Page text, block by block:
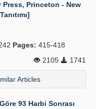
Princeton - New
Pages: 415-418
2105
1741
Articles
93 Harbi Sonrası